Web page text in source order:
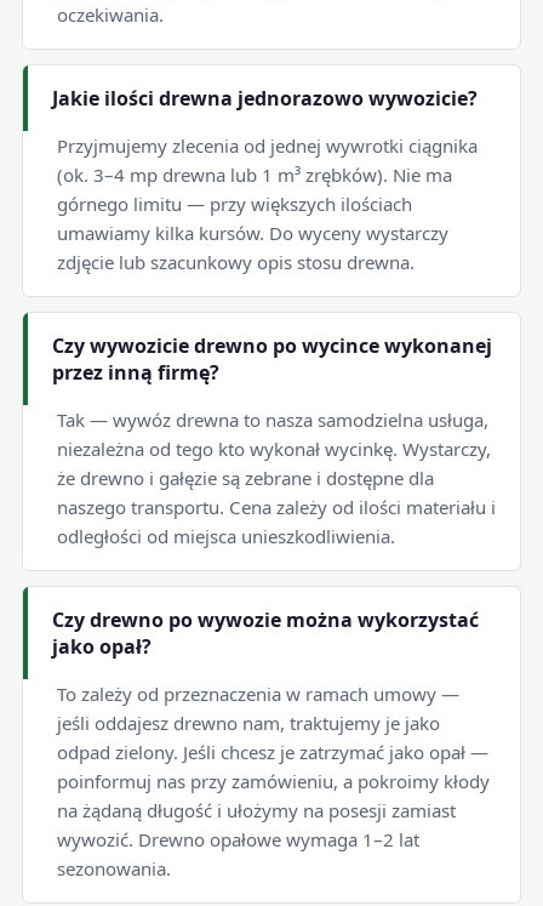
oczekiwania.
Jakie ilości drewna jednorazowo wywozicie?
Przyjmujemy zlecenia od jednej wywrotki ciągnika
(ok. 3–4 mp drewna lub 1 m³ zrębków). Nie ma
górnego limitu — przy większych ilościach
umawiamy kilka kursów. Do wyceny wystarczy
zdjęcie lub szacunkowy opis stosu drewna.
Czy wywozicie drewno po wycince wykonanej
przez inną firmę?
Tak — wywóz drewna to nasza samodzielna usługa,
niezależna od tego kto wykonał wycinkę. Wystarczy,
że drewno i gałęzie są zebrane i dostępne dla
naszego transportu. Cena zależy od ilości materiału i
odległości od miejsca unieszkodliwienia.
Czy drewno po wywozie można wykorzystać
jako opał?
To zależy od przeznaczenia w ramach umowy —
jeśli oddajesz drewno nam, traktujemy je jako
odpad zielony. Jeśli chcesz je zatrzymać jako opał —
poinformuj nas przy zamówieniu, a pokroimy kłody
na żądaną długość i ułożymy na posesji zamiast
wywozić. Drewno opałowe wymaga 1–2 lat
sezonowania.